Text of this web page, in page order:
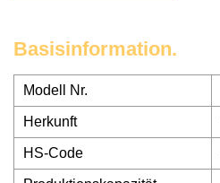
Basisinformation.
Modell Nr.
Herkunft
HS-Code